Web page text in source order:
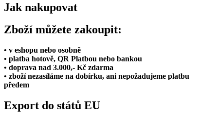
Jak nakupovat
Zboží můžete zakoupit:
• v eshopu nebo osobně
• platba hotově, QR Platbou nebo bankou
• doprava nad 3.000,- Kč zdarma
• zboží nezasíláme na dobírku, ani nepožadujeme platbu
předem
Export do států EU